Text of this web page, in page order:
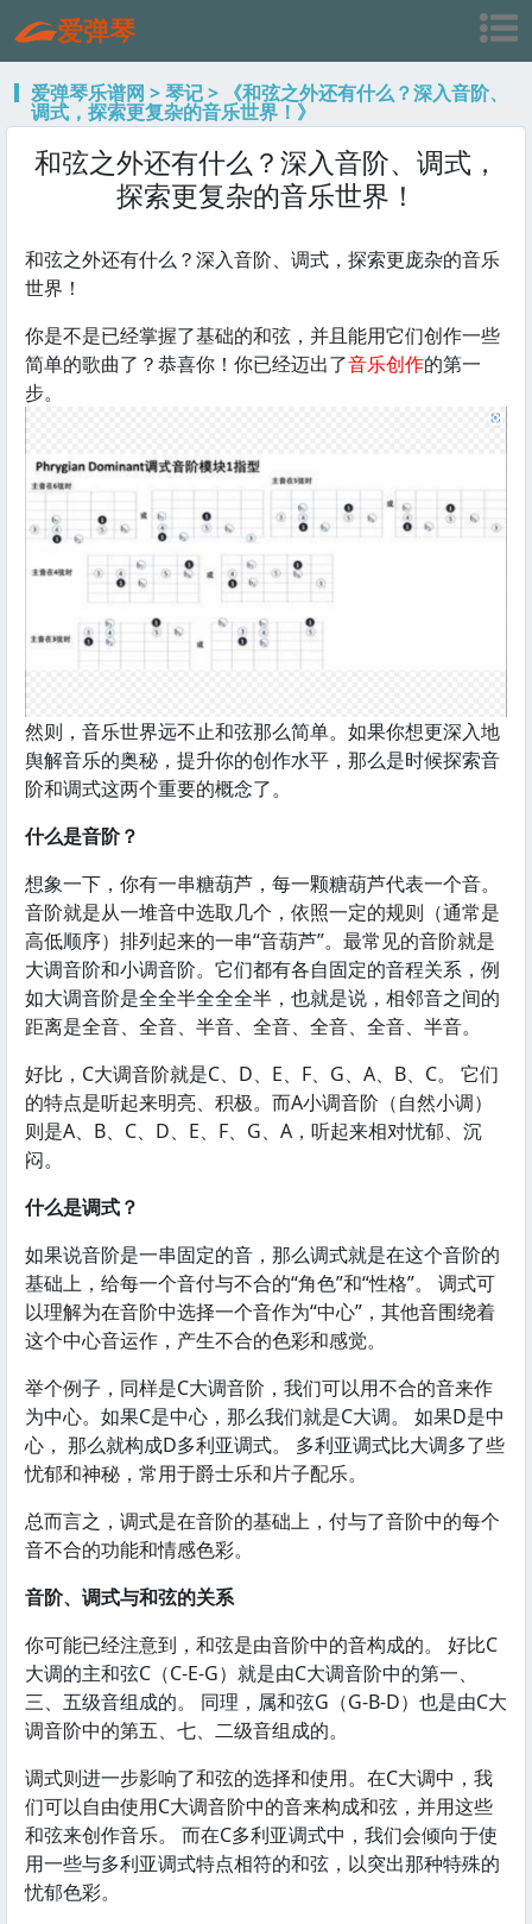
爱弹琴
爱弹琴乐谱网 >琴记> 《和弦之外还有什么？深入音阶、
调式，探索更复杂的音乐世界！》
和弦之外还有什么？深入音阶、调式，
探索更复杂的音乐世界！
和弦之外还有什么？深入音阶、调式，探索更庞杂的音乐
世界！
你是不是已经掌握了基础的和弦，并且能用它们创作一些
简单的歌曲了？恭喜你！你已经迈出了音乐创作的第一
步。
然则，音乐世界远不止和弦那么简单。如果你想更深入地
舆解音乐的奥秘，提升你的创作水平，那么是时候探索音
阶和调式这两个重要的概念了。
什么是音阶？
想象一下，你有一串糖葫芦，每一颗糖葫芦代表一个音。
音阶就是从一堆音中选取几个，依照一定的规则（通常是
高低顺序）排列起来的一串“音葫芦”。最常见的音阶就是
大调音阶和小调音阶。它们都有各自固定的音程关系，例
如大调音阶是全全半全全全半，也就是说，相邻音之间的
距离是全音、全音、半音、全音、全音、全音、半音。
好比，C大调音阶就是C、D、E、F、G、A、B、C。 它们
的特点是听起来明亮、积极。而A小调音阶（自然小调）
则是A、B、C、D、E、F、G、A，听起来相对忧郁、沉
闷。
什么是调式？
如果说音阶是一串固定的音，那么调式就是在这个音阶的
基础上，给每一个音付与不合的“角色”和“性格”。 调式可
以理解为在音阶中选择一个音作为“中心”，其他音围绕着
这个中心音运作，产生不合的色彩和感觉。
举个例子，同样是C大调音阶，我们可以用不合的音来作
为中心。如果C是中心，那么我们就是C大调。 如果D是中
心， 那么就构成D多利亚调式。 多利亚调式比大调多了些
忧郁和神秘，常用于爵士乐和片子配乐。
总而言之，调式是在音阶的基础上，付与了音阶中的每个
音不合的功能和情感色彩。
音阶、调式与和弦的关系
你可能已经注意到，和弦是由音阶中的音构成的。 好比C
大调的主和弦C（C-E-G）就是由C大调音阶中的第一、
三、五级音组成的。 同理，属和弦G（G-B-D）也是由C大
调音阶中的第五、七、二级音组成的。
调式则进一步影响了和弦的选择和使用。在C大调中，我
们可以自由使用C大调音阶中的音来构成和弦，并用这些
和弦来创作音乐。 而在C多利亚调式中，我们会倾向于使
用一些与多利亚调式特点相符的和弦，以突出那种特殊的
忧郁色彩。